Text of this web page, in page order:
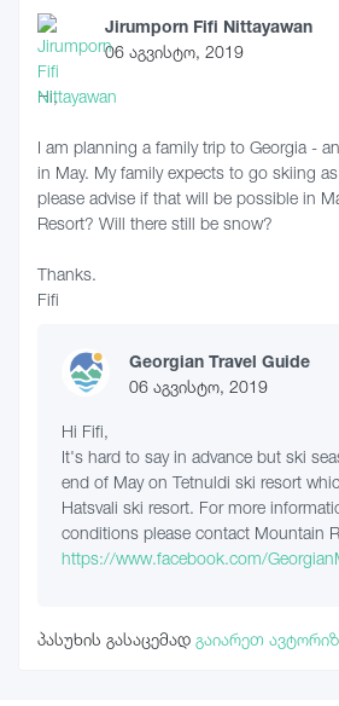
Jirumporn Fifi Nittayawan
06 აგვისტო, 2019
Hi,
I am planning a family trip to Georgia -
in May. My family expects to go skiing
please advise if that will be possible in
Resort? Will there still be snow?
Thanks.
Fifi
Georgian Travel Guide
06 აგვისტო, 2019
Hi Fifi,
It's hard to say in advance but ski
end of May on Tetnuldi ski resort
Hatsvali ski resort. For more
conditions please contact Mountain
https://www.facebook.com/
პასუხის გასაცემად გაიარეთ